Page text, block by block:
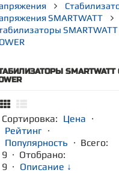
SMARTWATT
SMARTWATT
Сортировка: Цена ·
Рейтинг ·
Популярность · Всего:
9 · Отобрано:
9 · Описание ↓